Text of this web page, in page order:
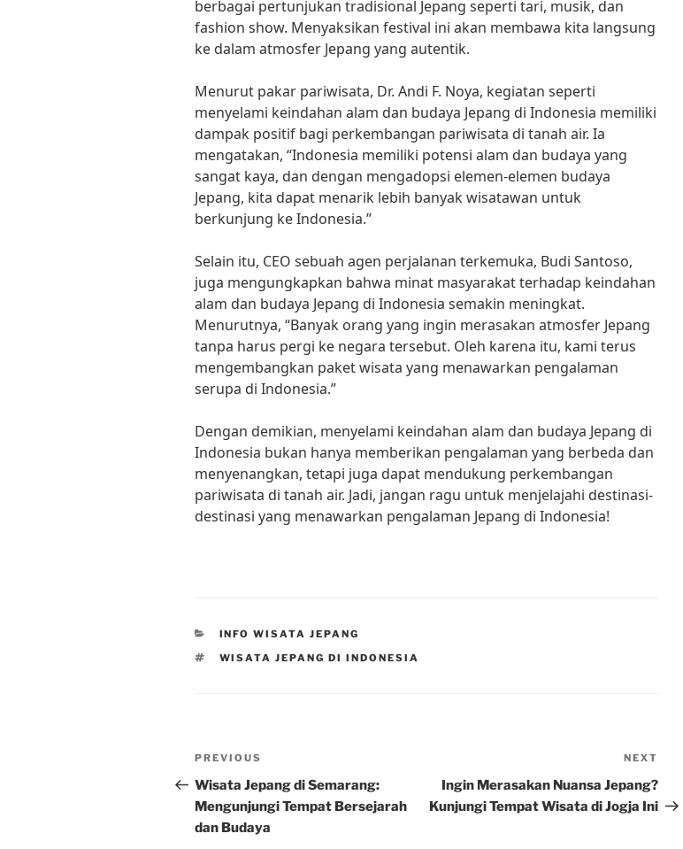
berbagai pertunjukan tradisional Jepang seperti tari, musik, dan
fashion show. Menyaksikan festival ini akan membawa kita langsung
ke dalam atmosfer Jepang yang autentik.
Menurut pakar pariwisata, Dr. Andi F. Noya, kegiatan seperti
menyelami keindahan alam dan budaya Jepang di Indonesia memiliki
dampak positif bagi perkembangan pariwisata di tanah air. Ia
mengatakan, “Indonesia memiliki potensi alam dan budaya yang
sangat kaya, dan dengan mengadopsi elemen-elemen budaya
Jepang, kita dapat menarik lebih banyak wisatawan untuk
berkunjung ke Indonesia.”
Selain itu, CEO sebuah agen perjalanan terkemuka, Budi Santoso,
juga mengungkapkan bahwa minat masyarakat terhadap keindahan
alam dan budaya Jepang di Indonesia semakin meningkat.
Menurutnya, “Banyak orang yang ingin merasakan atmosfer Jepang
tanpa harus pergi ke negara tersebut. Oleh karena itu, kami terus
mengembangkan paket wisata yang menawarkan pengalaman
serupa di Indonesia.”
Dengan demikian, menyelami keindahan alam dan budaya Jepang di
Indonesia bukan hanya memberikan pengalaman yang berbeda dan
menyenangkan, tetapi juga dapat mendukung perkembangan
pariwisata di tanah air. Jadi, jangan ragu untuk menjelajahi destinasi-
destinasi yang menawarkan pengalaman Jepang di Indonesia!
CATEGORIES
INFO WISATA JEPANG
TAGS
WISATA JEPANG DI INDONESIA
Post
navigation
Previous
Post
PREVIOUS
Wisata Jepang di Semarang:
Mengunjungi Tempat Bersejarah
dan Budaya
Post
NEXT
Ingin Merasakan Nuansa Jepang?
Kunjungi Tempat Wisata di Jogja Ini